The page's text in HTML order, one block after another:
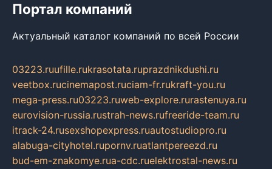
Портал компаний
Актуальный каталог компаний по всей России
03223.ruufille.rukrasotata.ruprazdnikdushi.ru
veetbox.rucinemapost.ruciam-fr.rukraft-you.ru
mega-press.ru03223.ruweb-explore.rurastenuya.ru
eurovision-russia.rustrah-news.rufreeride-team.ru
itrack-24.rusexshopexpress.ruautostudiopro.ru
alabuga-cityhotel.rupornv.ruatlantpereezd.ru
bud-em-znakomye.rua-cdc.ruelektrostal-news.ru